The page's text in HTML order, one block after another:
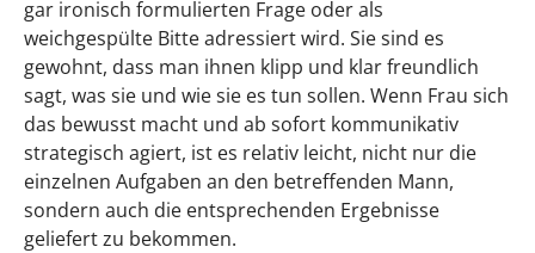
gar ironisch formulierten Frage oder als
weichgespülte Bitte adressiert wird. Sie sind es
gewohnt, dass man ihnen klipp und klar freundlich
sagt, was sie und wie sie es tun sollen. Wenn Frau sich
das bewusst macht und ab sofort kommunikativ
strategisch agiert, ist es relativ leicht, nicht nur die
einzelnen Aufgaben an den betreffenden Mann,
sondern auch die entsprechenden Ergebnisse
geliefert zu bekommen.